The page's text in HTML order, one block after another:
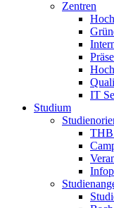
Zentren
IT
Studium
THB